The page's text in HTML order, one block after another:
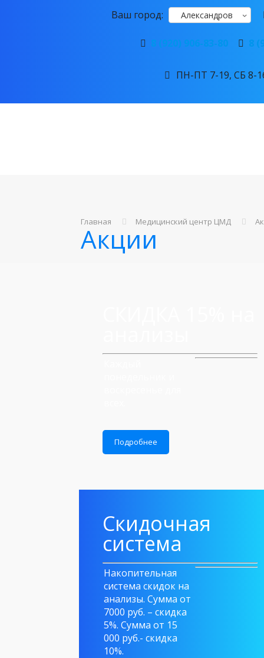
Ваш город: Александров
8 (920) 906-83-80 8
ПН-ПТ 7-19, СБ 8-
Главная Медицинский центр ЦМД
Акции
Подробнее
Скидочная
система
Накопительная
система скидок на
анализы. Сумма от
7000 руб. – скидка
5%. Сумма от 15
000 руб.- скидка
10%.